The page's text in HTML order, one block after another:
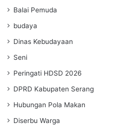
Balai Pemuda
budaya
Dinas Kebudayaan
Seni
Peringati HDSD 2026
DPRD Kabupaten Serang
Hubungan Pola Makan
Diserbu Warga